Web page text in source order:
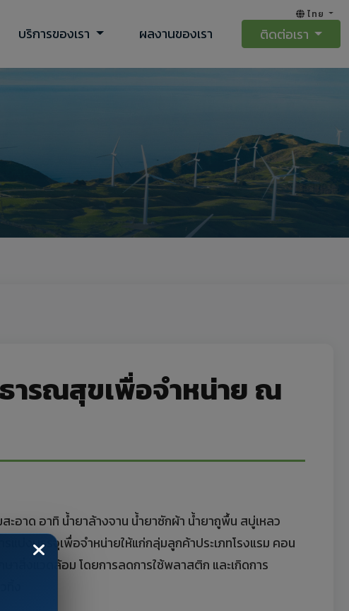
ไทย
บริการของเรา ผลงานของเรา ติดต่อเรา
ารณสุขเพื่อจำหน่าย ณ
อาด อาทิ น้ำยาล้างจาน น้ำยาซักผ้า น้ำยาถูพื้น สบู่เหลว
แบ่งบรรจุเพื่อจำหน่ายให้แก่กลุ่มลูกค้าประเภทโรงแรม คอน
ษาสิ่งแวดล้อม โดยการลดการใช้พลาสติก และเกิดการ
ง